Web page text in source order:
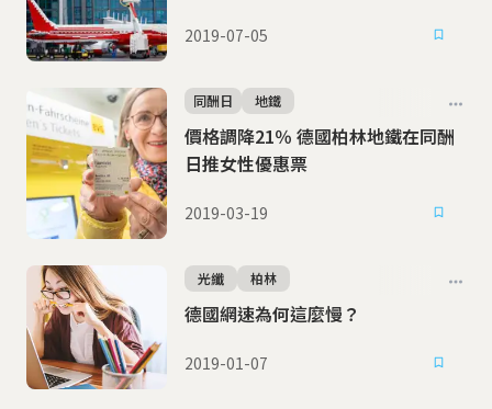
2019-07-05
價格調降21％ 德國柏林地鐵在同酬
日推女性優惠票
同酬日 地鐵
2019-03-19
德國網速為何這麼慢？
光纖 柏林
2019-01-07